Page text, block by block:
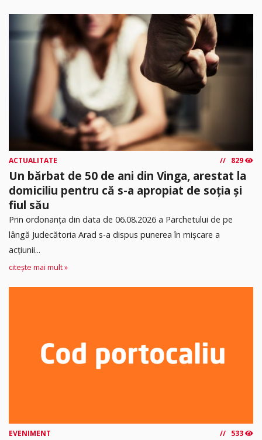
ACTUALITATE 829
Un bărbat de 50 de ani din Vinga, arestat la
domiciliu pentru că s-a apropiat de soția și
fiul său
Prin ordonanța din data de 06.08.2026 a Parchetului de pe
lângă Judecătoria Arad s-a dispus punerea în mişcare a
acţiunii...
citește mai mult »
EVENIMENT 533